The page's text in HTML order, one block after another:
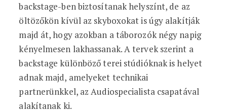
backstage-ben biztosítanak helyszínt, de az
öltözőkön kívül az skyboxokat is úgy alakítják
majd át, hogy azokban a táborozók négy napig
kényelmesen lakhassanak.A tervek szerint a
backstage különböző terei stúdióknak is helyet
adnak majd, amelyeket technikai
partnerünkkel, az Audiospecialista csapatával
alakítanak ki.